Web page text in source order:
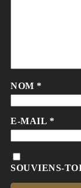
NOM *
E-MAIL *
SOUVIENS-